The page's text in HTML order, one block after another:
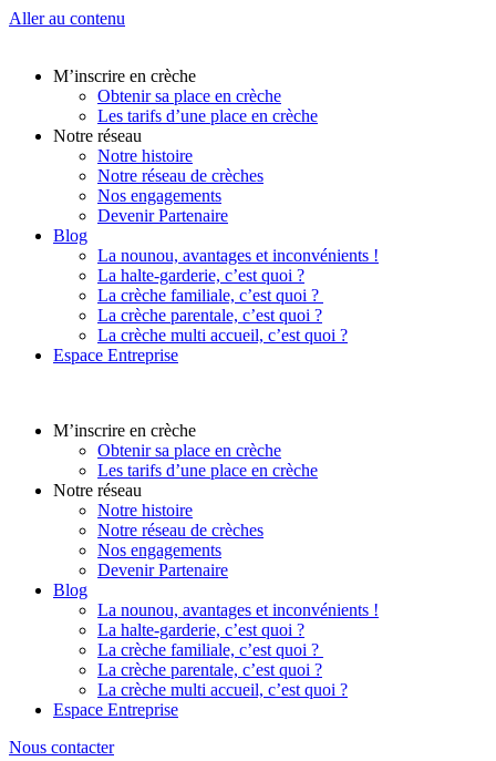
Aller au contenu
M’inscrire en crèche
Obtenir sa place en crèche
Les tarifs d’une place en crèche
Notre réseau
Notre histoire
Notre réseau de crèches
Nos engagements
Devenir Partenaire
Blog
La nounou, avantages et inconvénients !
La halte-garderie, c’est quoi ?
La crèche familiale, c’est quoi ?
La crèche parentale, c’est quoi ?
La crèche multi accueil, c’est quoi ?
Espace Entreprise
M’inscrire en crèche
Obtenir sa place en crèche
Les tarifs d’une place en crèche
Notre réseau
Notre histoire
Notre réseau de crèches
Nos engagements
Devenir Partenaire
Blog
La nounou, avantages et inconvénients !
La halte-garderie, c’est quoi ?
La crèche familiale, c’est quoi ?
La crèche parentale, c’est quoi ?
La crèche multi accueil, c’est quoi ?
Espace Entreprise
Nous contacter